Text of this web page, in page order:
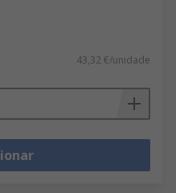
43,32 €/unidade